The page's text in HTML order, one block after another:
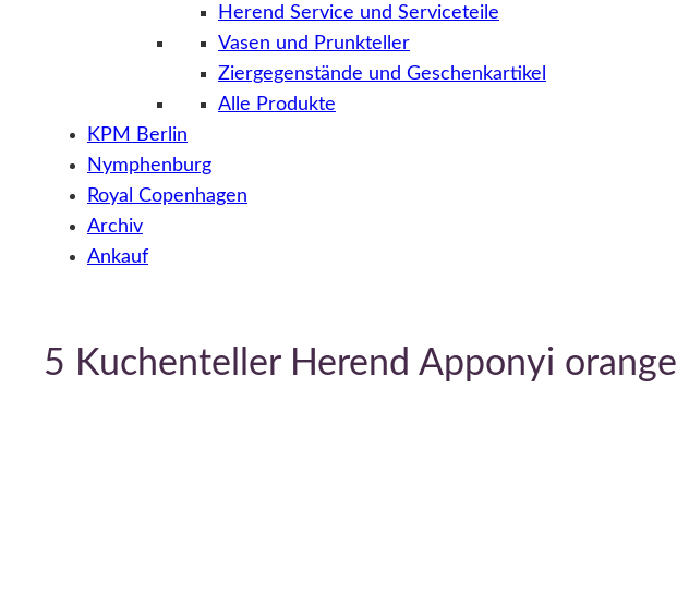
Herend Service und Serviceteile
Vasen und Prunkteller
Ziergegenstände und Geschenkartikel
Alle Produkte
KPM Berlin
Nymphenburg
Royal Copenhagen
Archiv
Ankauf
5 Kuchenteller Herend Apponyi orange